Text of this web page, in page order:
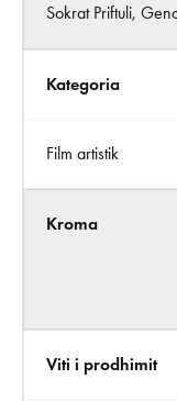
Sokrat Priftuli,
Kategoria
Film artistik
Kroma
Viti i prodhimit